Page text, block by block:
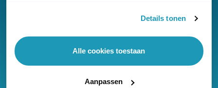
Details tonen
Alle cookies toestaan
Aanpassen
© Copyright KommaGo
Algemene voorwaarden
Cookies